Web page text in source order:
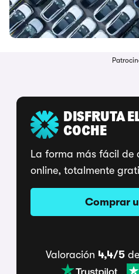
DISFRUTA
COCHE
La forma más fácil de
online, totalmente
Comprar
Valoración 4,4/5 de